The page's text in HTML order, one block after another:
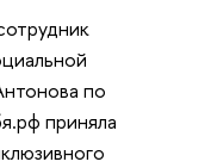
по
приняла